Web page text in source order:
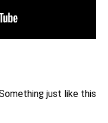
just like this